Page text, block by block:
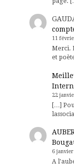
11
Merci.
et
22
[…]
6
A